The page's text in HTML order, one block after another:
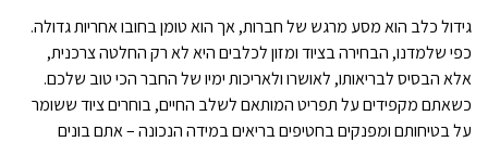
גידול כלב הוא מסע מרגש של חברות, אך הוא טומן בחובו אחריות גדולה.
כפי שלמדנו, הבחירה בציוד ומזון לכלבים היא לא רק החלטה צרכנית,
אלא הבסיס לבריאותו, לאושרו ולאריכות ימיו של החבר הכי טוב שלכם.
כשאתם מקפידים על תפריט המותאם לשלב החיים, בוחרים ציוד ששומר
על בטיחותם ומפנקים בחטיפים בריאים במידה הנכונה – אתם בונים